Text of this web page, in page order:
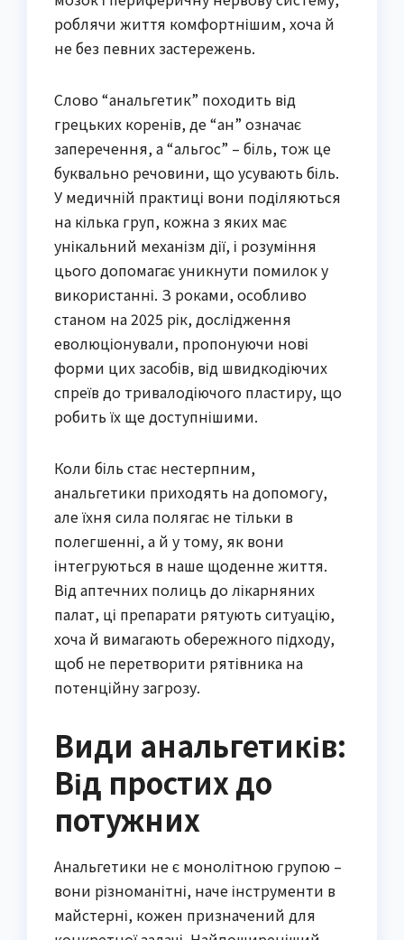
роблячи життя комфортнішим, хоча й
не без певних застережень.
Слово “анальгетик” походить від
грецьких коренів, де “ан” означає
заперечення, а “альгос” – біль, тож це
буквально речовини, що усувають біль.
У медичній практиці вони поділяються
на кілька груп, кожна з яких має
унікальний механізм дії, і розуміння
цього допомагає уникнути помилок у
використанні. З роками, особливо
станом на 2025 рік, дослідження
еволюціонували, пропонуючи нові
форми цих засобів, від швидкодіючих
спреїв до тривалодіючого пластиру, що
робить їх ще доступнішими.
Коли біль стає нестерпним,
анальгетики приходять на допомогу,
але їхня сила полягає не тільки в
полегшенні, а й у тому, як вони
інтегруються в наше щоденне життя.
Від аптечних полиць до лікарняних
палат, ці препарати рятують ситуацію,
хоча й вимагають обережного підходу,
щоб не перетворити рятівника на
потенційну загрозу.
Види анальгетиків:
Від простих до
потужних
Анальгетики не є монолітною групою –
вони різноманітні, наче інструменти в
майстерні, кожен призначений для